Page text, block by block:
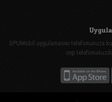
DPUMobil uygulamasını telefonunuza
cep